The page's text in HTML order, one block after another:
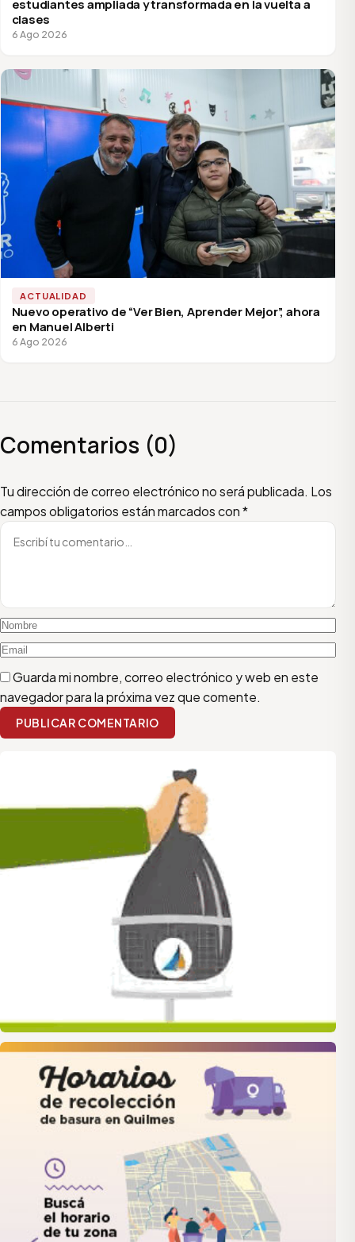
estudiantes ampliada y transformada en la vuelta a
clases
6 Ago 2026
ACTUALIDAD
Nuevo operativo de “Ver Bien, Aprender Mejor”, ahora
en Manuel Alberti
6 Ago 2026
Comentarios (0)
Tu dirección de correo electrónico no será publicada. Los
campos obligatorios están marcados con*
Escribí tu comentario
Nombre
Email
Guarda mi nombre, correo electrónico y web en este
navegador para la próxima vez que comente.
PUBLICAR COMENTARIO
quilmes